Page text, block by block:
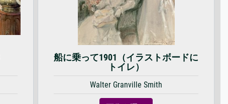
船に乗って1901（イラストボードに
トイレ）
Walter Granville Smith